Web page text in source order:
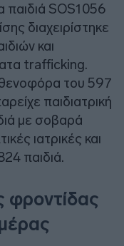
παιδιά SOS1056
διαχειρίστηκε
και
trafficking.
του 597
παιδιατρική
με σοβαρά
ιατρικές και
παιδιά.
φροντίδας